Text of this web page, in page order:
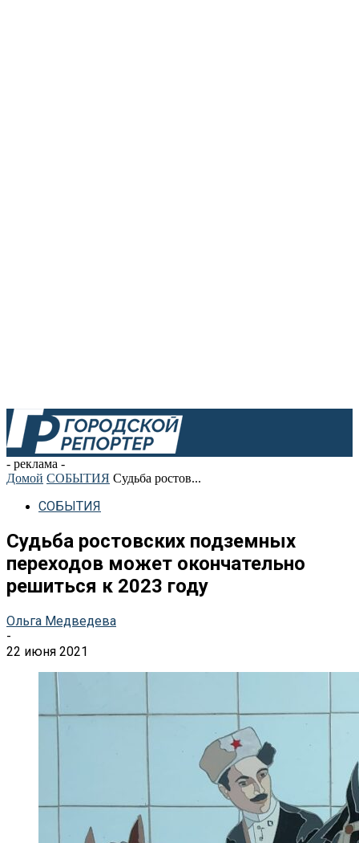
- реклама -
Домой СОБЫТИЯ Судьба ростов...
СОБЫТИЯ
Судьба ростовских подземных
переходов может окончательно
решиться к 2023 году
Ольга Медведева
-
22 июня 2021